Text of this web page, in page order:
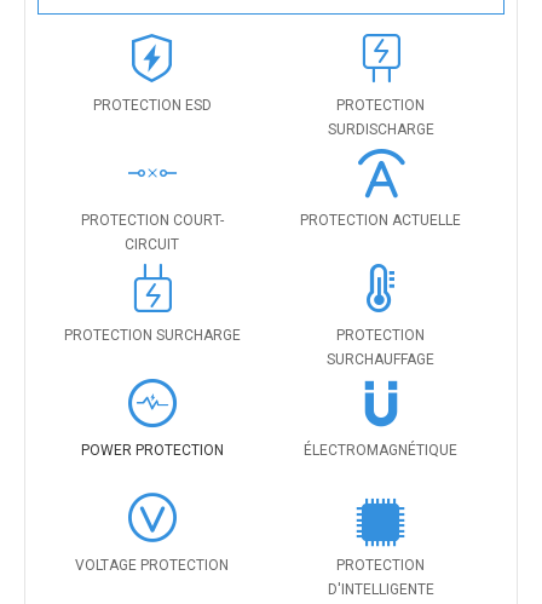
PROTECTION ESD
PROTECTION
SURDISCHARGE
PROTECTION COURT-
CIRCUIT
PROTECTION ACTUELLE
PROTECTION SURCHARGE
PROTECTION
SURCHAUFFAGE
POWER PROTECTION ÉLECTROMAGNÉTIQUE
VOLTAGE PROTECTION
PROTECTION
D'INTELLIGENTE